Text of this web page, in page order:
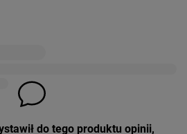
do tego produktu opinii,